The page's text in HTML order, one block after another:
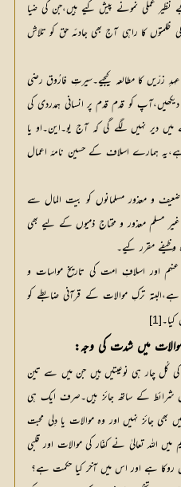
عملی نمونے پیش کیے ہیں،جن کی ضیا
ظلمتوں کا راہی آج بھی جادئہ حق کو تلاش
زرّیں کا مطالعہ کیجیے۔سیرتِ فارُوق رضی
دیکھیں،آپ کو قدم قدم پر انسانی ہمدردی کی
میں دیر نہیں لگے گی کہ آج یو۔این۔او یا
ہے،یہ ہمارے اسلاف کے حسین نامۂ اعمال
و معذور مسلمانوں کو بیت المال سے
مسلم معذور و محتاج ذمیوں کے لیے بھی
وظیفے مقرر کیے۔
عنہم اور اسلافِ امت کی تاریخ مواسات و
ترکِ موالات کے قرآنی ضابطے کو
[1]
موالات میں شدت کی وجہ:
کی کُل چار ہی نوعیتیں ہیں جن میں سے تین
کے ساتھ جائز ہیں۔صرف ایک ہی
جائز نہیں اور وہ موالات یا دِلی محبت
اللہ تعالیٰ نے کفّار کی موالات اور قلبی
ہے اور اس میں آخر کیا حکمت ہے؟